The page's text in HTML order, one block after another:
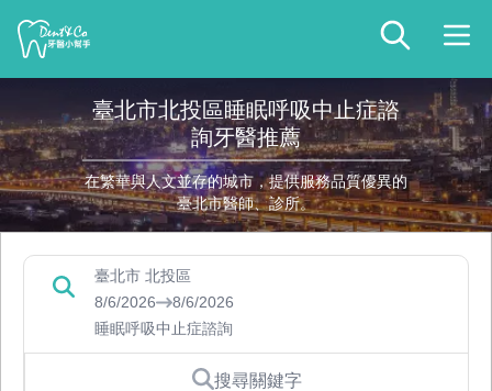
臺北市北投區睡眠呼吸中止症諮
詢牙醫推薦
在繁華與人文並存的城市，提供服務品質優異的
臺北市醫師、診所。
臺北市 北投區
8/6/2026
8/6/2026
睡眠呼吸中止症諮詢
搜尋關鍵字